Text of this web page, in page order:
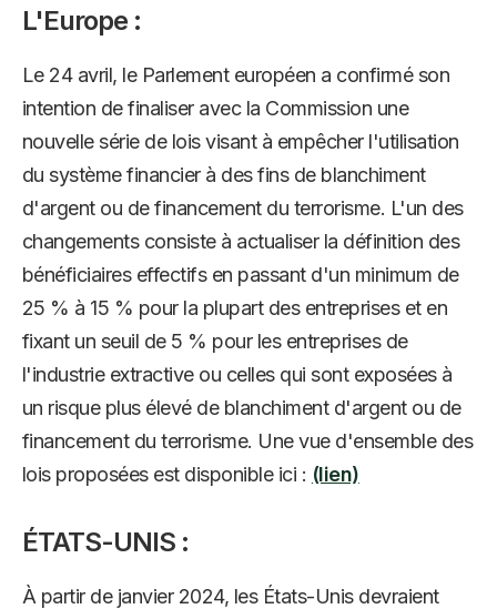
L'Europe :
Le 24 avril, le Parlement européen a confirmé son
intention de finaliser avec la Commission une
nouvelle série de lois visant à empêcher l'utilisation
du système financier à des fins de blanchiment
d'argent ou de financement du terrorisme. L'un des
changements consiste à actualiser la définition des
bénéficiaires effectifs en passant d'un minimum de
25 % à 15 % pour la plupart des entreprises et en
fixant un seuil de 5 % pour les entreprises de
l'industrie extractive ou celles qui sont exposées à
un risque plus élevé de blanchiment d'argent ou de
financement du terrorisme. Une vue d'ensemble des
lois proposées est disponible ici : (lien)
ÉTATS-UNIS :
À partir de janvier 2024, les États-Unis devraient